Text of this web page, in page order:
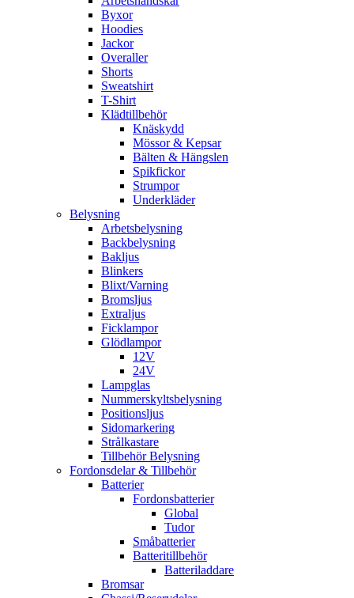
Byxor
Hoodies
Jackor
Overaller
Shorts
Sweatshirt
T-Shirt
Klädtillbehör
Knäskydd
Mössor & Kepsar
Bälten & Hängslen
Spikfickor
Strumpor
Underkläder
Belysning
Arbetsbelysning
Backbelysning
Bakljus
Blinkers
Blixt/Varning
Bromsljus
Extraljus
Ficklampor
Glödlampor
12V
24V
Lampglas
Nummerskyltsbelysning
Positionsljus
Sidomarkering
Strålkastare
Tillbehör Belysning
Fordonsdelar & Tillbehör
Batterier
Fordonsbatterier
Global
Tudor
Småbatterier
Batteritillbehör
Batteriladdare
Bromsar